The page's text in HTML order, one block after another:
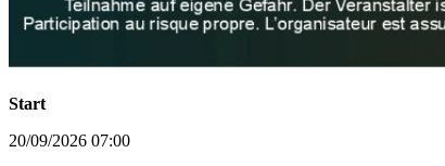
Start
20/09/2026 07:00